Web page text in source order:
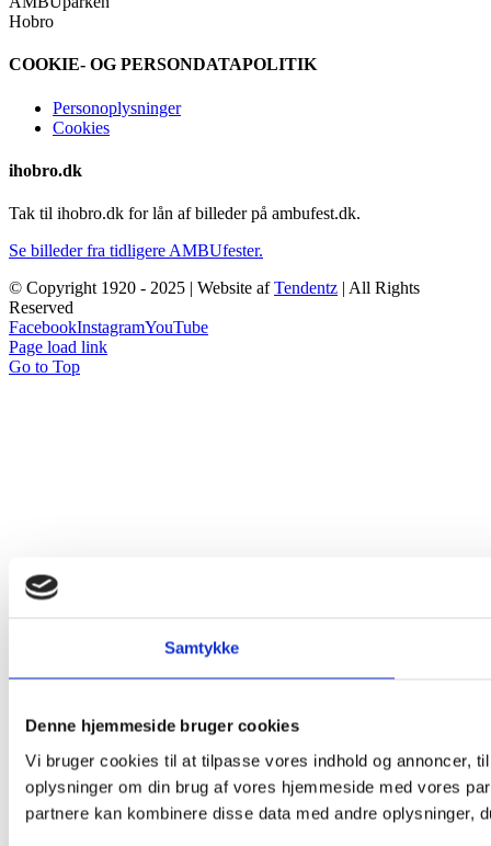
Samtykke
Denne hjemmeside bruger cookies
Vi bruger cookies til at tilpasse vores indhold og annoncer,
oplysninger om din brug af vores hjemmeside med vores
partnere kan kombinere disse data med andre oplysninger,
Hobro
COOKIE- OG PERSONDATAPOLITIK
Personoplysninger
Cookies
ihobro.dk
Tak til ihobro.dk for lån af billeder på ambufest.dk.
Se billeder fra tidligere AMBUfester.
© Copyright 1920 - 2025 | Website afTendentz | All Rights
Reserved
FacebookInstagramYouTube
Page load link
Go to Top